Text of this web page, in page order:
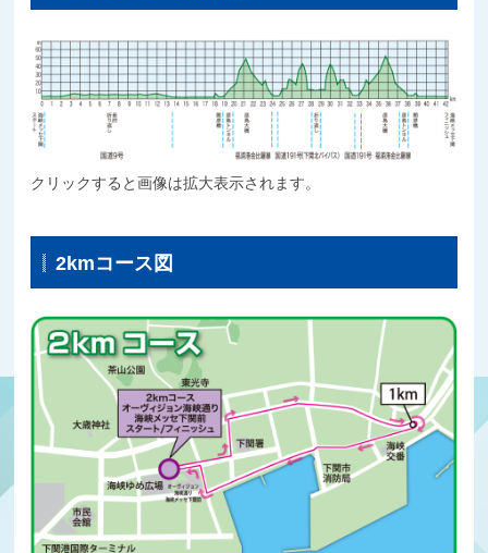
クリックすると画像は拡大表示されます。
2kmコース図